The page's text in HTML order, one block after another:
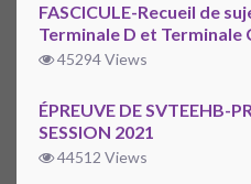
FASCICULE-Recueil de
Terminale D et Terminale
45294 Views
ÉPREUVE DE SVTEEHB-
SESSION 2021
44512 Views